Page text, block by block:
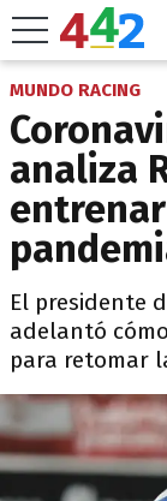
MUNDO RACING
analiza
El presidente
adelantó
para retomar